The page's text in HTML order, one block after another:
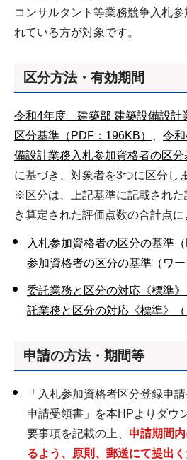
コンサルタント等業務競争入札
れている方が対象です。
区分方法・有効期間
令和4年度 建築部 建築設備設計
区分基準（PDF：196KB）
令
備設計業務入札参加資格者の区分
に基づき、対象者を3つに区分し
※区分は、上記基準に記載され
き算定された評価点数の合計点に
入札参加資格者の区分の基準（
参加資格者の区分の基準（ワー
委託業務と区分の対応《標準》
託業務と区分の対応《標準》（
申請の方法・期間等
「入札参加資格者区分登録申
申請受領書」を本HPよりダウ
要事項を記載の上、 申請期間
るよう、原則、郵送にて提出